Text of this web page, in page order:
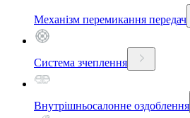
Механізм перемикання передач
Система зчеплення
Внутрішньосалонне оздоблення